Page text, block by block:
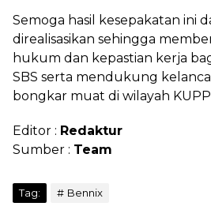
Semoga hasil kesepakatan ini
direalisasikan sehingga
hukum dan kepastian kerja
SBS serta mendukung
bongkar muat di wilayah
Editor : Redaktur
Sumber : Team
Tag: Bennix